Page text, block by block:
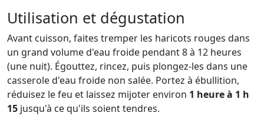
Utilisation et dégustation
Avant cuisson, faites tremper les haricots rouges dans
un grand volume d'eau froide pendant 8 à 12 heures
(une nuit). Égouttez, rincez, puis plongez-les dans une
casserole d'eau froide non salée. Portez à ébullition,
réduisez le feu et laissez mijoter environ 1 heure à 1 h
15 jusqu'à ce qu'ils soient tendres.